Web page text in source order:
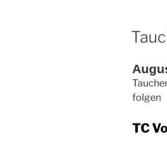
folgen
TC